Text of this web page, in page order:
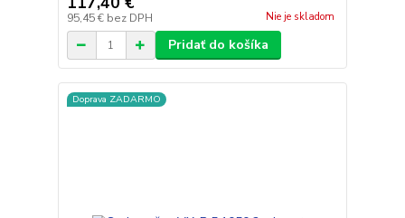
95,45 € bez DPH Nie je skladom
Pridať do košíka
Doprava ZADARMO